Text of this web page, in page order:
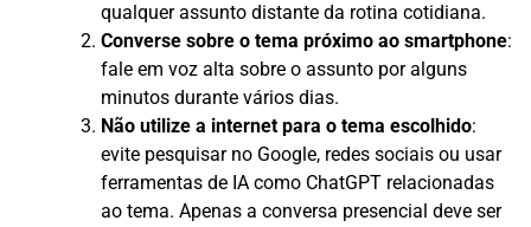
qualquer assunto distante da rotina cotidiana.
Converse sobre o tema próximo ao smartphone:
fale em voz alta sobre o assunto por alguns
minutos durante vários dias.
Não utilize a internet para o tema escolhido:
evite pesquisar no Google, redes sociais ou usar
ferramentas de IA como ChatGPT relacionadas
ao tema. Apenas a conversa presencial deve ser